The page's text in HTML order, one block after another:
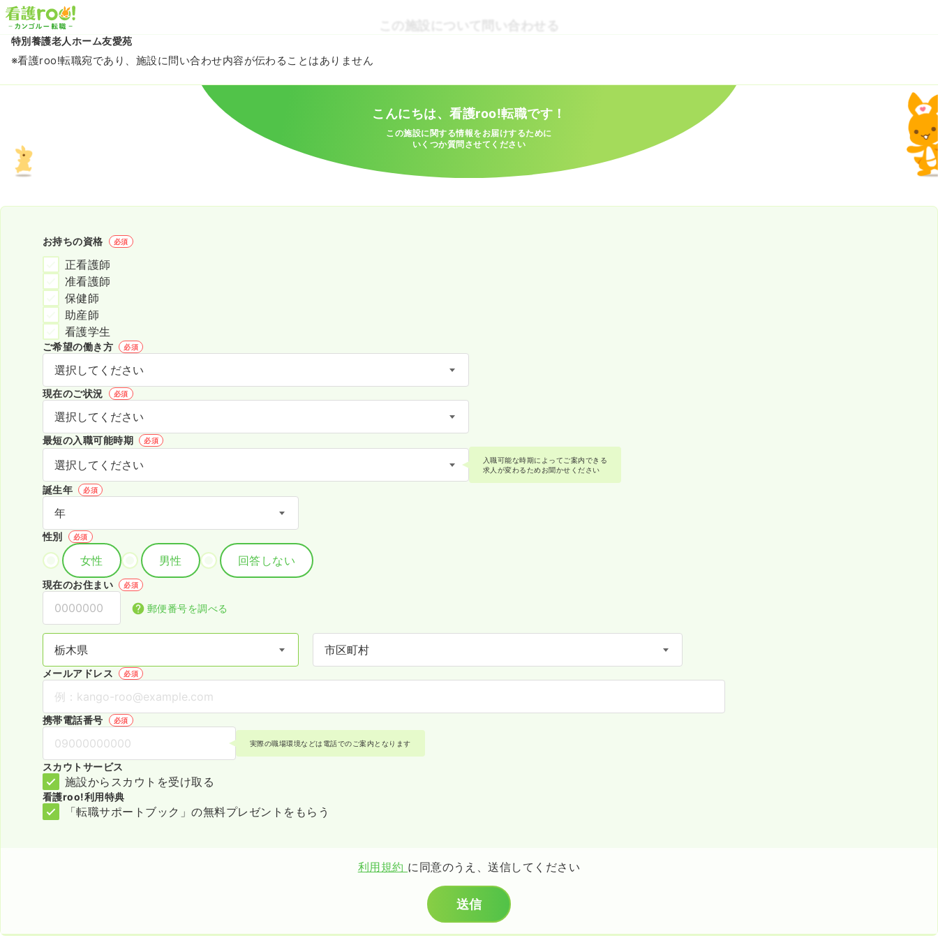
この施設について問い合わせる
特別養護老人ホーム友愛苑
※看護roo!転職宛であり、施設に問い合わせ内容が伝わることはありません
こんにちは、看護roo!転職です！
この施設に関する情報をお届けするために
いくつか質問させてください
お持ちの資格 必須
正看護師
准看護師
保健師
助産師
看護学生
ご希望の働き方 必須
現在のご状況 必須
最短の入職可能時期 必須
入職可能な時期によってご案内できる
求人が変わるためお聞かせください
誕生年 必須
性別 必須
女性 男性 回答しない
現在のお住まい 必須
郵便番号を調べる
メールアドレス 必須
携帯電話番号 必須
実際の職場環境などは電話でのご案内となります
スカウトサービス
施設からスカウトを受け取る
看護roo!利用特典
「転職サポートブック」の無料プレゼントをもらう
利用規約 に同意のうえ、送信してください
送信